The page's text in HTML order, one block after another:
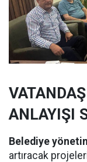
ANLAYIŞI
Belediye
artıracak